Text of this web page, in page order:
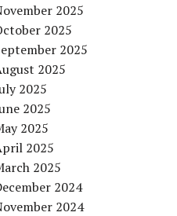
2025
2025
2025
2025
2025
2025
2025
2025
2025
2024
2024